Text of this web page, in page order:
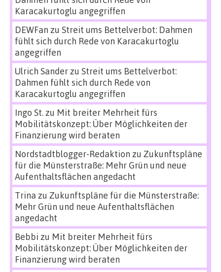
Karacakurtoglu angegriffen
DEWFan zu Streit ums Bettelverbot: Dahmen
fühlt sich durch Rede von Karacakurtoglu
angegriffen
Ulrich Sanderzu Streit ums Bettelverbot:
Dahmen fühlt sich durch Rede von
Karacakurtoglu angegriffen
Ingo St.zu Mit breiter Mehrheit fürs
Mobilitätskonzept: Über Möglichkeiten der
Finanzierung wird beraten
Nordstadtblogger-Redaktion zu Zukunftspläne
für die Münsterstraße: Mehr Grün und neue
Aufenthaltsflächen angedacht
Trina zu Zukunftspläne für die Münsterstraße:
Mehr Grün und neue Aufenthaltsflächen
angedacht
Bebbi zu Mit breiter Mehrheit fürs
Mobilitätskonzept: Über Möglichkeiten der
Finanzierung wird beraten